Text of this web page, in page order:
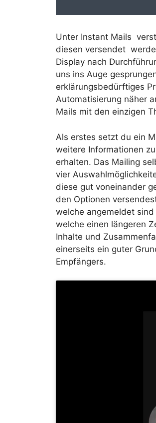
Unter Instant Mails
diesen versendet
Display nach
uns ins Auge
erklärungsbedürftiges
Automatisierung näher
Mails mit den einzigen
Als erstes setzt du ein
weitere Informationen
erhalten. Das Mailing
vier
diese gut voneinander
den Optionen
welche angemeldet
welche einen längeren
Inhalte und
einerseits ein guter
Empfängers.